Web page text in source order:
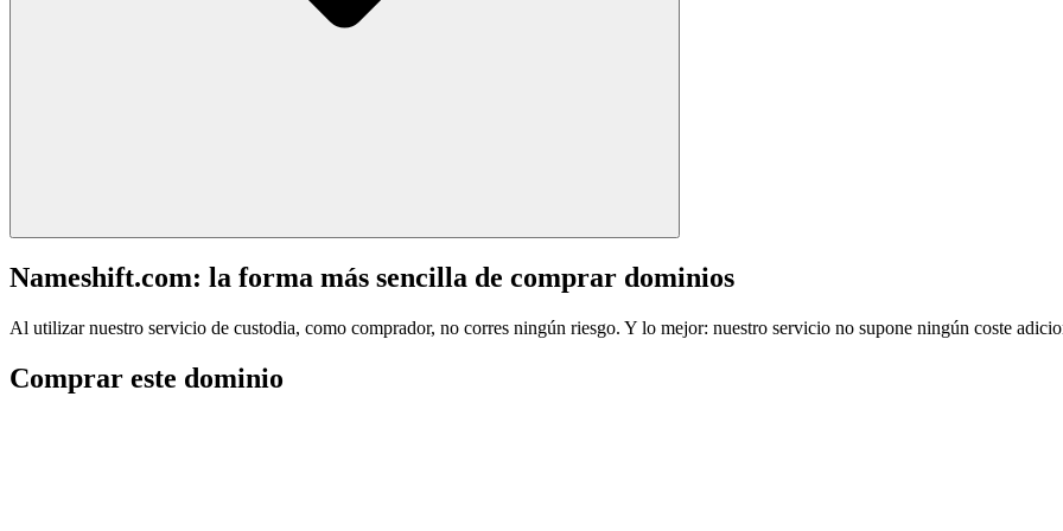
Nameshift.com: la forma más sencilla de comprar dominios
Al utilizar nuestro servicio de custodia, como comprador, no corres ningún riesgo. Y lo mejor: nuestro servicio no supone ningún coste
Comprar este dominio